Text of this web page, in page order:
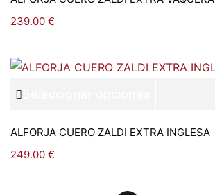
239.00 €
ALFORJA CUERO ZALDI EXTRA INGLESA
249.00 €